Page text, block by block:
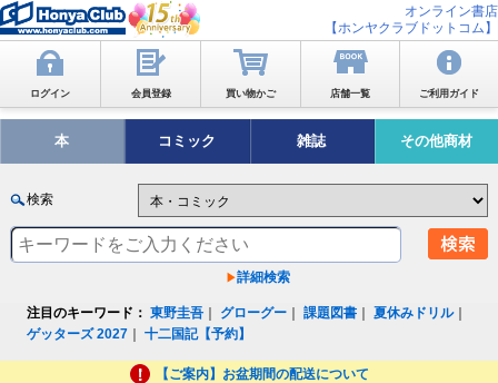
オンライン書店
【ホンヤクラブドットコム】
ログイン 会員登録 買い物かご 店舗一覧 ご利用ガイド
本 コミック 雑誌 その他商材
検索
詳細検索
注目のキーワード： 東野圭吾 グローグー ｜課題図書 ｜夏休みドリル｜
ゲッターズ 2027 ｜十二国記【予約】
【ご案内】お盆期間の配送について